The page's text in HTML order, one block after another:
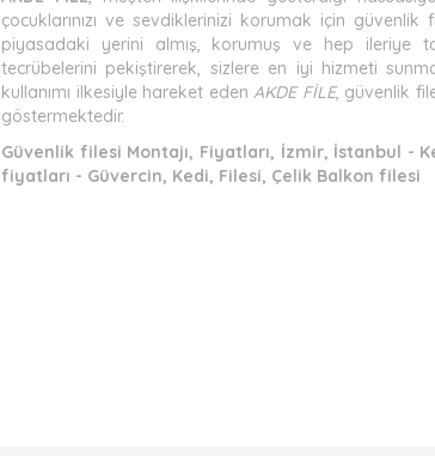
çocuklarınızı ve sevdiklerinizi korumak için
piyasadaki yerini almış, korumuş ve hep ileriye
tecrübelerini pekiştirerek, sizlere en iyi hizmeti
kullanımı ilkesiyle hareket edenAKDE FİLE, güvenlik
göstermektedir.
Güvenlik filesi Montajı, Fiyatları, İzmir, İstanbul -
fiyatları - Güvercin, Kedi, Filesi, Çelik Balkon filesi